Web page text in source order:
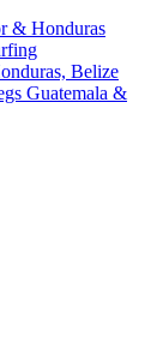
& Honduras
Belize
Guatemala &